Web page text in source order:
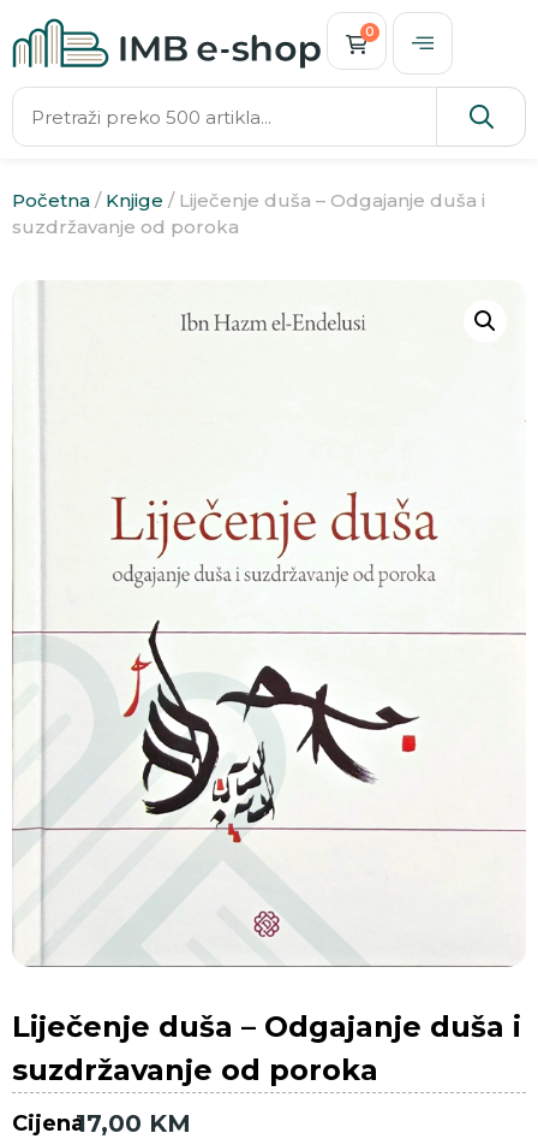
0
Početna / Knjige / Liječenje duša – Odgajanje duša i
suzdržavanje od poroka
Liječenje duša – Odgajanje duša i
suzdržavanje od poroka
Cijena17,00 KM